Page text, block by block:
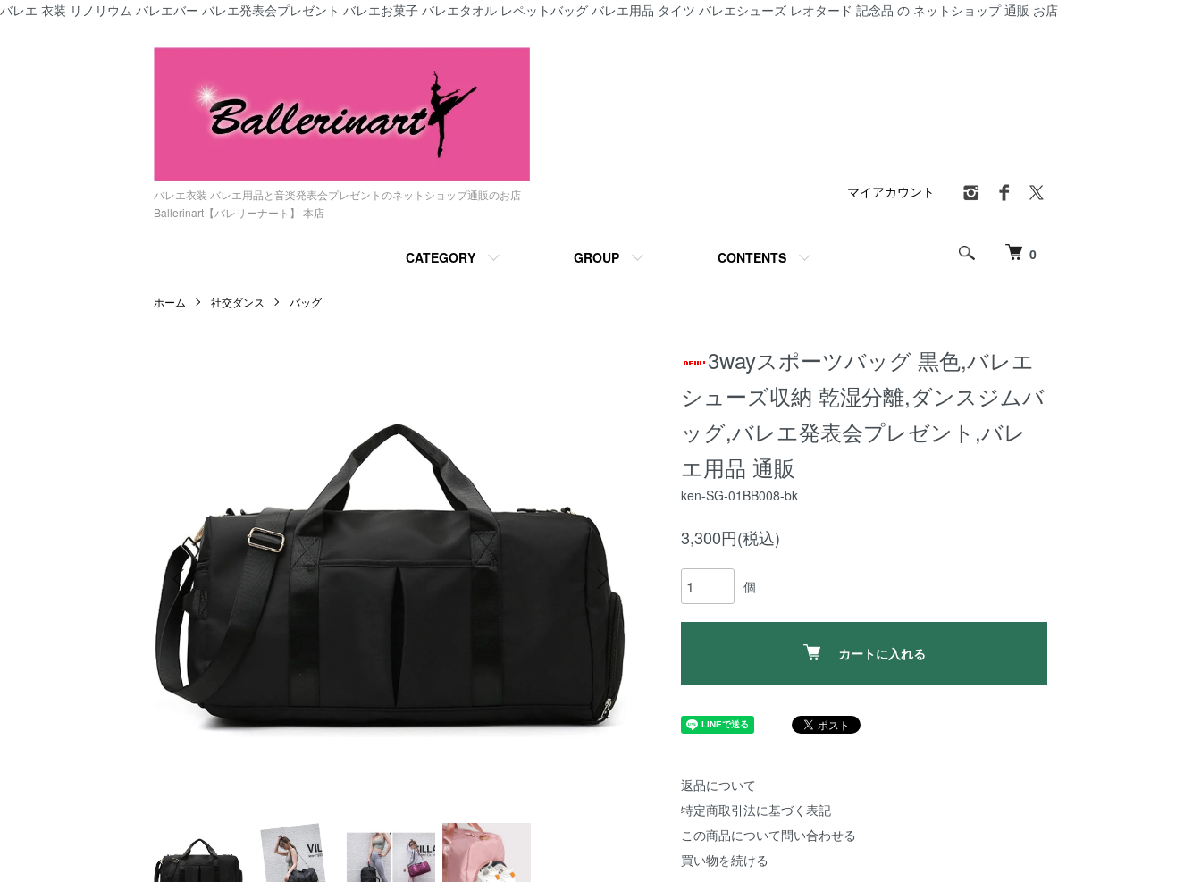
バレエ 衣装 リノリウム バレエバー バレエ発表会プレゼント バレエお菓子 バレエタオル レペットバッグ バレエ用品 タイツ バレエシューズ レオタード 記念品 の ネットショップ 通販 お店
バレエ衣装 バレエ用品と音楽発表会プレゼントのネットショップ通販のお店
Ballerinart【バレリーナート】 本店
0
CATEGORY GROUP CONTENTS
マイアカウント
ホーム 社交ダンス バッグ
3wayスポーツバッグ 黒色,バレエ
シューズ収納 乾湿分離,ダンスジムバ
ッグ,バレエ発表会プレゼント,バレ
エ用品 通販
ken-SG-01BB008-bk
3,300円(税込)
個
カートに入れる
返品について
特定商取引法に基づく表記
この商品について問い合わせる
買い物を続ける